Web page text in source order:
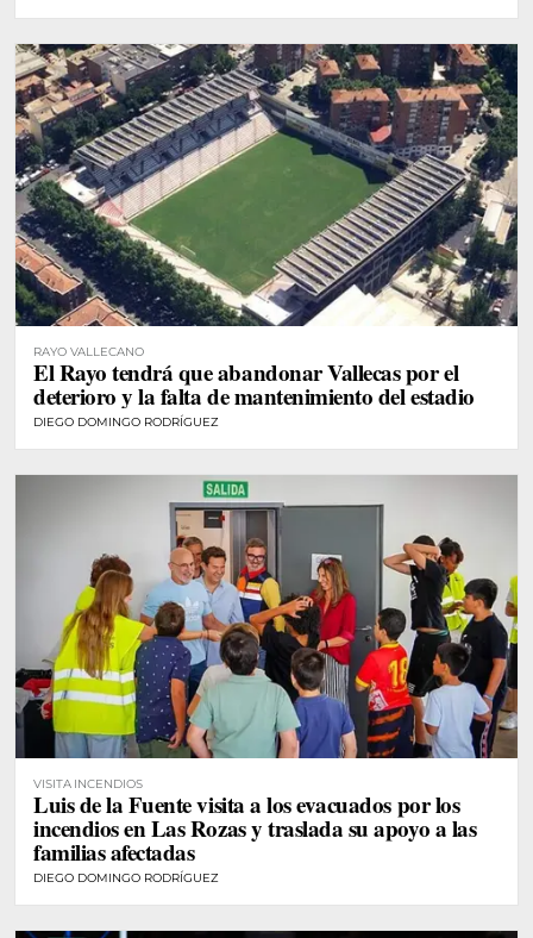
RAYO VALLECANO
El Rayo tendrá que abandonar Vallecas por el
deterioro y la falta de mantenimiento del estadio
DIEGO DOMINGO RODRÍGUEZ
VISITA INCENDIOS
Luis de la Fuente visita a los evacuados por los
incendios en Las Rozas y traslada su apoyo a las
familias afectadas
DIEGO DOMINGO RODRÍGUEZ